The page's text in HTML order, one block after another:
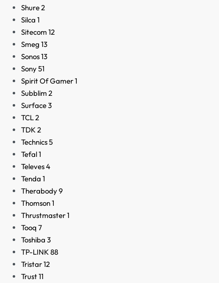
Shure2
Silca 1
Sitecom 12
Smeg 13
Sonos13
Sony51
Spirit Of Gamer1
Subblim 2
Surface3
TCL2
TDK 2
Technics5
Tefal1
Televes4
Tenda 1
Therabody9
Thomson1
Thrustmaster1
Tooq 7
Toshiba 3
TP-LINK 88
Tristar12
Trust11